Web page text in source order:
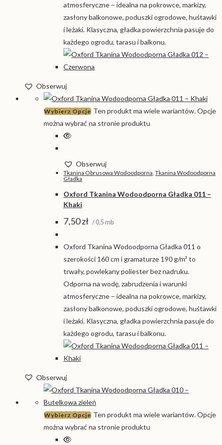
atmosferyczne – idealna na pokrowce, markizy,
zasłony balkonowe, poduszki ogrodowe, huśtawki
i leżaki. Klasyczna, gładka powierzchnia pasuje do
każdego ogrodu, tarasu i balkonu.
Obserwuj
Wybierz Opcje Ten produkt ma wiele wariantów. Opcje
można wybrać na stronie produktu
Obserwuj
Tkanina Obrusowa Wodoodporna, Tkanina Wodoodporna
Gładka
Oxford Tkanina Wodoodporna Gładka 011 –
Khaki
7,50zł / 0,5 mb
Oxford Tkanina Wodoodporna Gładka 011 o
szerokości 160 cm i gramaturze 190 g/m² to
trwały, powlekany poliester bez nadruku.
Odporna na wodę, zabrudzenia i warunki
atmosferyczne – idealna na pokrowce, markizy,
zasłony balkonowe, poduszki ogrodowe, huśtawki
i leżaki. Klasyczna, gładka powierzchnia pasuje do
każdego ogrodu, tarasu i balkonu.
Obserwuj
Wybierz Opcje Ten produkt ma wiele wariantów. Opcje
można wybrać na stronie produktu